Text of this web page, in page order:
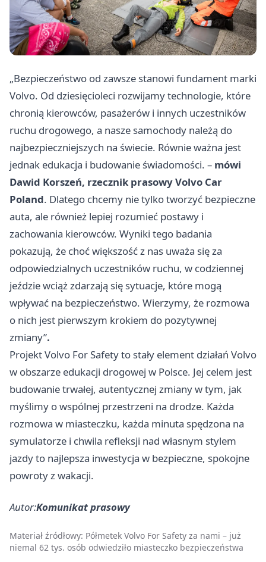
„Bezpieczeństwo od zawsze stanowi fundament marki
Volvo. Od dziesięcioleci rozwijamy technologie, które
chronią kierowców, pasażerów i innych uczestników
ruchu drogowego, a nasze samochody należą do
najbezpieczniejszych na świecie. Równie ważna jest
jednak edukacja i budowanie świadomości. – mówi
Dawid Korszeń, rzecznik prasowy Volvo Car
Poland. Dlatego chcemy nie tylko tworzyć bezpieczne
auta, ale również lepiej rozumieć postawy i
zachowania kierowców. Wyniki tego badania
pokazują, że choć większość z nas uważa się za
odpowiedzialnych uczestników ruchu, w codziennej
jeździe wciąż zdarzają się sytuacje, które mogą
wpływać na bezpieczeństwo. Wierzymy, że rozmowa
o nich jest pierwszym krokiem do pozytywnej
zmiany”.
Projekt Volvo For Safety to stały element działań Volvo
w obszarze edukacji drogowej w Polsce. Jej celem jest
budowanie trwałej, autentycznej zmiany w tym, jak
myślimy o wspólnej przestrzeni na drodze. Każda
rozmowa w miasteczku, każda minuta spędzona na
symulatorze i chwila refleksji nad własnym stylem
jazdy to najlepsza inwestycja w bezpieczne, spokojne
powroty z wakacji.
Autor:Komunikat prasowy
Materiał źródłowy: Półmetek Volvo For Safety za nami – już
niemal 62 tys. osób odwiedziło miasteczko bezpieczeństwa